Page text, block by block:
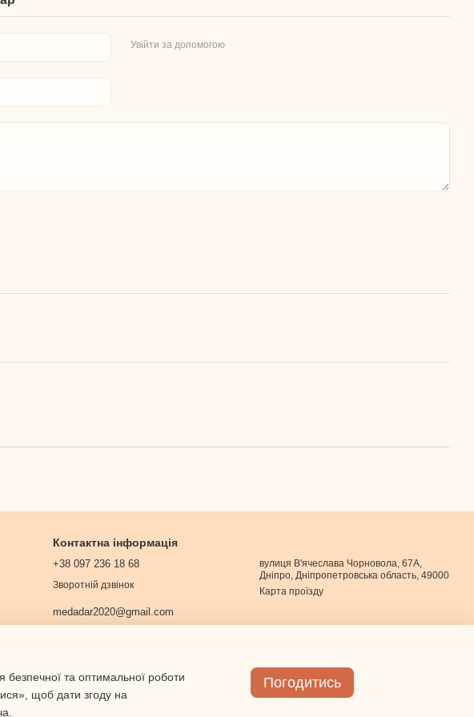
Увійти за допомогою
Контактна інформація
+38 097 236 18 68
Зворотній дзвінок
medadar2020@gmail.com
вулиця В'ячеслава Чорновола, 67А,
Дніпро, Дніпропетровська область, 49000
Карта проїзду
та оптимальної роботи
щоб дати згоду на
Погодитись